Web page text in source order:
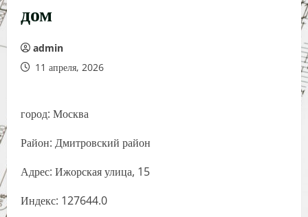
дом
admin
11 апреля, 2026
город: Москва
Район: Дмитровский район
Адрес: Ижорская улица, 15
Индекс: 127644.0